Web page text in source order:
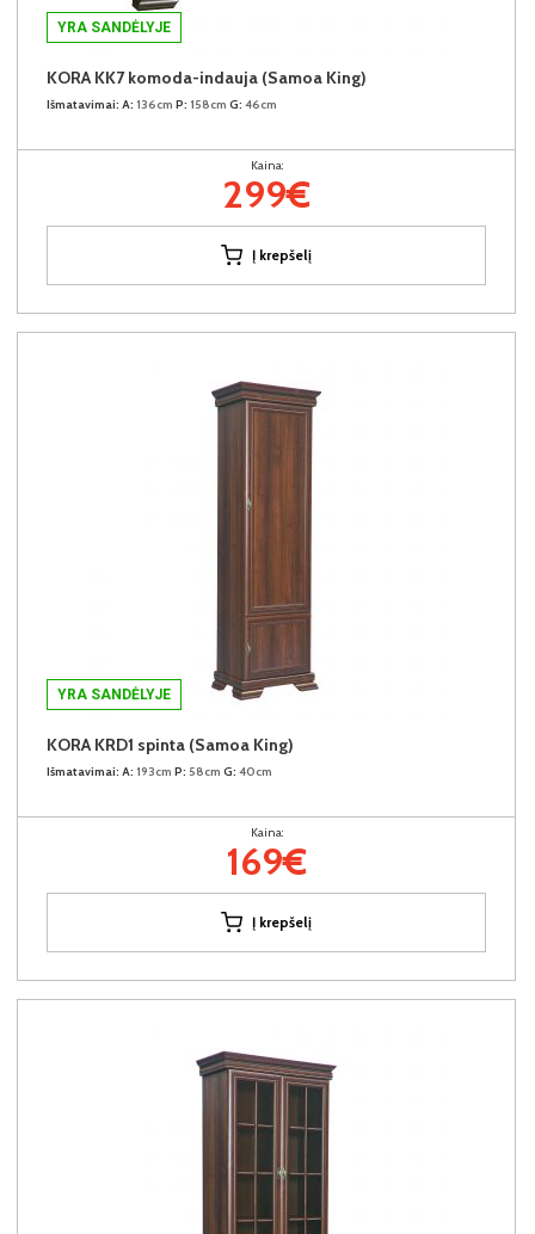
YRA SANDĖLYJE
KORA KK7 komoda-indauja (Samoa King)
Išmatavimai: A: 136cm P: 158cm G: 46cm
Kaina:
299€
Į krepšelį
YRA SANDĖLYJE
KORA KRD1 spinta (Samoa King)
Išmatavimai: A: 193cm P: 58cm G: 40cm
Kaina:
169€
Į krepšelį